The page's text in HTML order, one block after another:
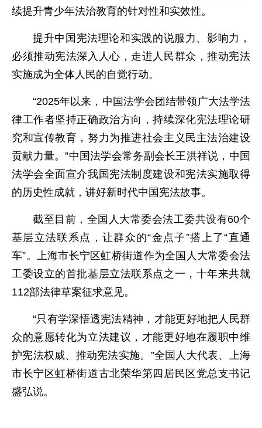
续提升青少年法治教育的针对性和实效性。
提升中国宪法理论和实践的说服力、影响力，
必须推动宪法深入人心，走进人民群众，推动宪法
实施成为全体人民的自觉行动。
“2025年以来，中国法学会团结带领广大法学法
律工作者坚持正确政治方向，持续深化宪法理论研
究和宣传教育，努力为推进社会主义民主法治建设
贡献力量。”中国法学会常务副会长王洪祥说，中国
法学会全面宣介我国宪法制度建设和宪法实施取得
的历史性成就，讲好新时代中国宪法故事。
截至目前，全国人大常委会法工委共设有60个
基层立法联系点，让群众的“金点子”搭上了“直通
车”。上海市长宁区虹桥街道作为全国人大常委会法
工委设立的首批基层立法联系点之一，十年来共就
112部法律草案征求意见。
“只有学深悟透宪法精神，才能更好地把人民群
众的意愿转化为立法建议，才能更好地在履职中维
护宪法权威、推动宪法实施。”全国人大代表、上海
市长宁区虹桥街道古北荣华第四居民区党总支书记
盛弘说。